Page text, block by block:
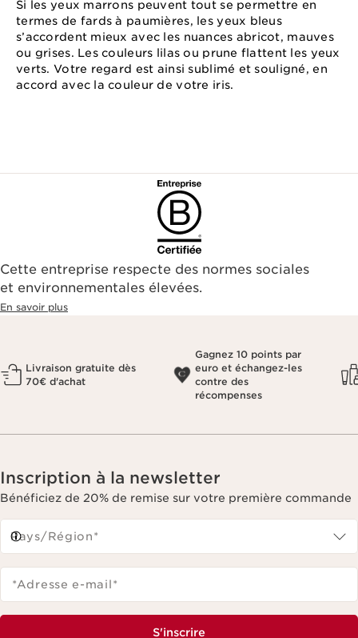
Si les yeux marrons peuvent tout se permettre en
termes de fards à paumières, les yeux bleus
s’accordent mieux avec les nuances abricot, mauves
ou grises. Les couleurs lilas ou prune flattent les yeux
verts. Votre regard est ainsi sublimé et souligné, en
accord avec la couleur de votre iris.
Cette entreprise respecte des normes sociales
et environnementales élevées.
En savoir plus
Livraison gratuite dès
70€ d'achat
Gagnez 10 points par
euro et échangez-les
contre des
récompenses
Inscription à la newsletter
Bénéficiez de 20% de remise sur votre première commande
Pays/Région*
*Adresse e-mail*
S'inscrire